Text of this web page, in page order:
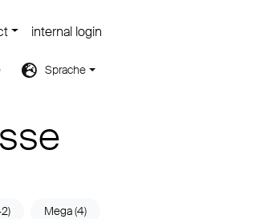
Sprache
internal login
Mega (4)